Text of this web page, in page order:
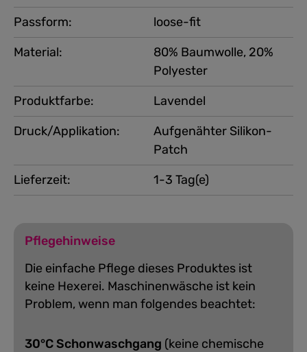
Produktfarbe:
Lavendel
Druck/Applikation:
Aufgenähter Silikon-
Patch
Passform:
loose-fit
Material:
80% Baumwolle, 20%
Polyester
Lieferzeit: 1-3 Tag(e)
Pflegehinweise
Die einfache Pflege dieses Produktes ist
keine Hexerei. Maschinenwäsche ist kein
Problem, wenn man folgendes beachtet:
30°C Schonwaschgang (keine chemische